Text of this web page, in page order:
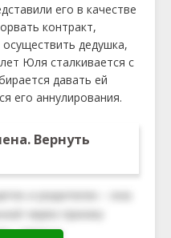
его в качестве
контракт,
дедушка,
Юля сталкивается с
давать ей
его аннулирования.
Вернуть